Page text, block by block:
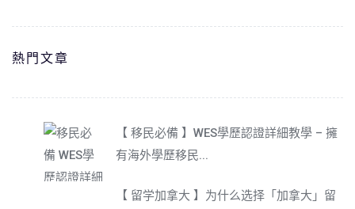
熱門文章
【 移民必備 】WES學歷認證詳細教學 – 擁
有海外學歷移民...
【 留学加拿大 】为什么选择「加拿大」留